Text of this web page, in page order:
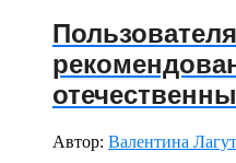
Автор: Валентина